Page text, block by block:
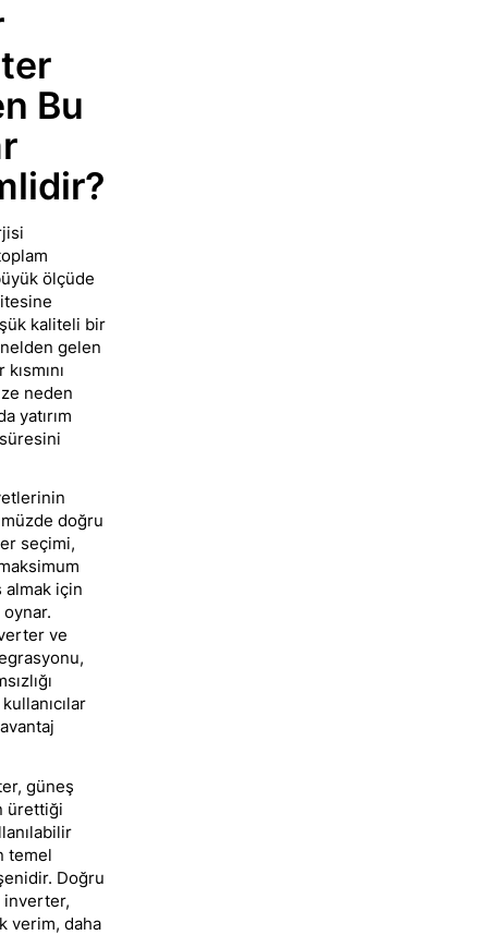
Bu
ölçüde
kaliteli bir
gelen
neden
yatırım
doğru
seçimi,
için
ve
güneş
ürettiği
temel
Doğru
verim, daha